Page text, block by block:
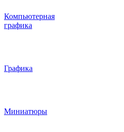
Компьютерная
графика
Графика
Миниатюры